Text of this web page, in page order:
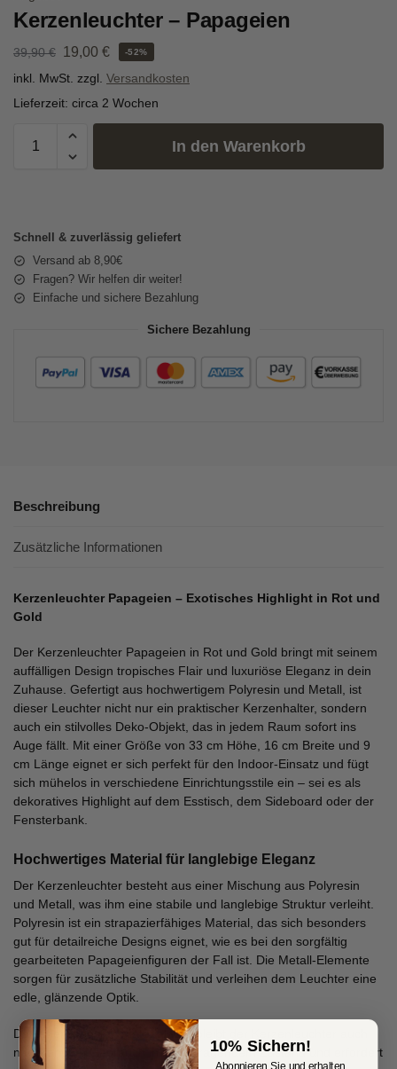
Kerzenleuchter – Papageien
39,90€ 19,00 € -52%
inkl. MwSt. zzgl. Versandkosten
Lieferzeit: circa 2 Wochen
In den Warenkorb
Schnell & zuverlässig geliefert
Versand ab 8,90€
Fragen? Wir helfen dir weiter!
Einfache und sichere Bezahlung
Sichere Bezahlung
Beschreibung
Zusätzliche Informationen
Kerzenleuchter Papageien – Exotisches Highlight in Rot und
Gold
Der Kerzenleuchter Papageien in Rot und Gold bringt mit seinem
auffälligen Design tropisches Flair und luxuriöse Eleganz in dein
Zuhause. Gefertigt aus hochwertigem Polyresin und Metall, ist
dieser Leuchter nicht nur ein praktischer Kerzenhalter, sondern
auch ein stilvolles Deko-Objekt, das in jedem Raum sofort ins
Auge fällt. Mit einer Größe von 33 cm Höhe, 16 cm Breite und 9
cm Länge eignet er sich perfekt für den Indoor-Einsatz und fügt
sich mühelos in verschiedene Einrichtungsstile ein – sei es als
dekoratives Highlight auf dem Esstisch, dem Sideboard oder der
Fensterbank.
Hochwertiges Material für langlebige Eleganz
Der Kerzenleuchter besteht aus einer Mischung aus Polyresin
und Metall, was ihm eine stabile und langlebige Struktur verleiht.
Polyresin ist ein strapazierfähiges Material, das sich besonders
gut für detailreiche Designs eignet, wie es bei den sorgfältig
gearbeiteten Papageienfiguren der Fall ist. Die Metall-Elemente
sorgen für zusätzliche Stabilität und verleihen dem Leuchter eine
edle, glänzende Optik.
Dank der robusten Materialwahl bleibt der Kerzenleuchter auch
nach langem Gebrauch in hervorragendem Zustand und erfordert
10% Sichern!
Abonnieren Sie und erhalten